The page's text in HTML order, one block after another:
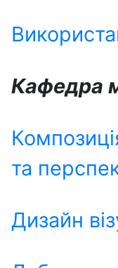
Кафедра
та
Дизайн